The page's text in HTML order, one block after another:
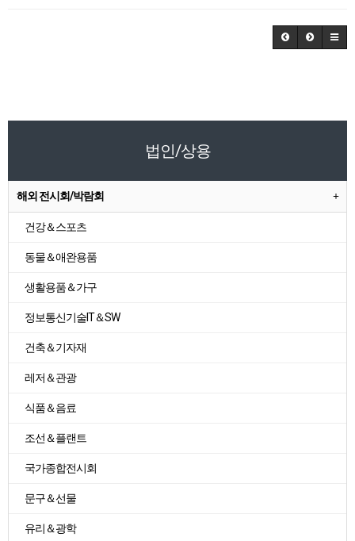
법인/상용
해외 전시회/박람회
건강＆스포츠
동물＆애완용품
생활용품＆가구
정보통신기술IT＆SW
건축＆기자재
레저＆관광
식품＆음료
조선＆플랜트
국가종합전시회
문구＆선물
유리＆광학